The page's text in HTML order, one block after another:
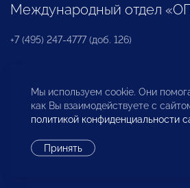
Международный отдел
+7 (495) 247-4777 (доб. 126)
Бюро по защите прав
инвесторов
Мы используем cookie. Они
как Вы взаимодействуете с
политикой конфиденциальности
Принять